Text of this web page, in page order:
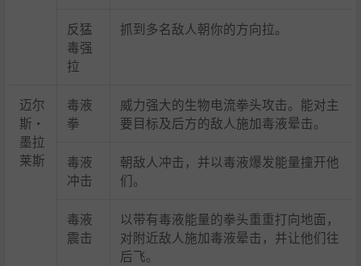
反猛
毒强
拉
抓到多名敌人朝你的方向拉。
迈尔
斯·
墨拉
莱斯
毒液
拳
威力强大的生物电流拳头攻击。能对主
要目标及后方的敌人施加毒液晕击。
毒液
冲击
朝敌人冲击，并以毒液爆发能量撞开他
们。
毒液
震击
以带有毒液能量的拳头重重打向地面，
对附近敌人施加毒液晕击，并让他们往
后飞。